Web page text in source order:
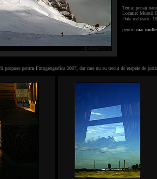
Tema: peisaj
Locatie: Muntii
Data realizarii:
pentru mai
propuse pentru Fotogeografica 2007, dar care nu au trecut de etapele de